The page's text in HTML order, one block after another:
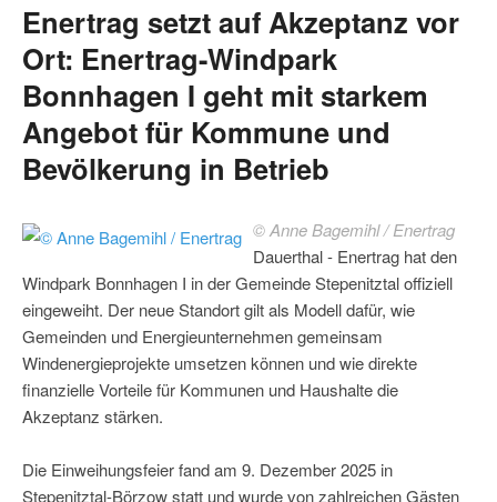
Enertrag setzt auf Akzeptanz vor
Ort: Enertrag-Windpark
Bonnhagen I geht mit starkem
Angebot für Kommune und
Bevölkerung in Betrieb
© Anne Bagemihl / Enertrag
Dauerthal - Enertrag hat den
Windpark Bonnhagen I in der Gemeinde Stepenitztal offiziell
eingeweiht. Der neue Standort gilt als Modell dafür, wie
Gemeinden und Energieunternehmen gemeinsam
Windenergieprojekte umsetzen können und wie direkte
finanzielle Vorteile für Kommunen und Haushalte die
Akzeptanz stärken.
Die Einweihungsfeier fand am 9. Dezember 2025 in
Stepenitztal-Börzow statt und wurde von zahlreichen Gästen